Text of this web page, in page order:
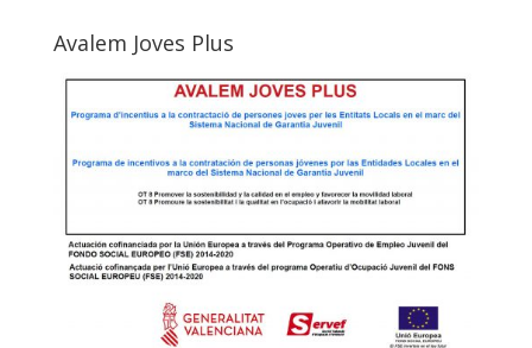
Avalem Joves Plus